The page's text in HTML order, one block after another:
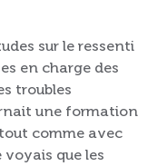
sur le ressenti
en charge des
troubles
une formation
comme avec
que les